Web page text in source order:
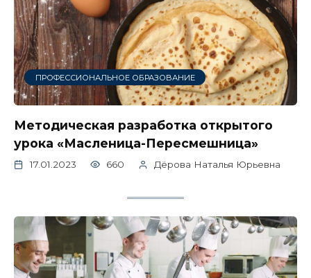
ПРОФЕССИОНАЛЬНОЕ ОБРАЗОВАНИЕ
Методическая разработка открытого
урока «Масленица-Пересмешница»
17.01.2023 660 Дёрова Наталья Юрьевна